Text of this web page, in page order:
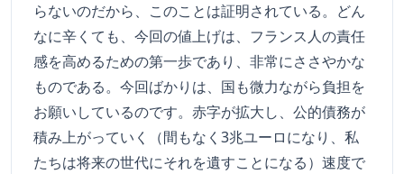
らないのだから、このことは証明されている。どん
なに辛くても、今回の値上げは、フランス人の責任
感を高めるための第一歩であり、非常にささやかな
ものである。今回ばかりは、国も微力ながら負担を
お願いしているのです。赤字が拡大し、公的債務が
積み上がっていく（間もなく3兆ユーロになり、私
たちは将来の世代にそれを遺すことになる）速度で